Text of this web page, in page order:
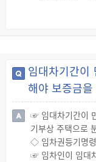
☞ 토지대장
☞ 부동산등기부
· “부동산등기부
통해서는 소유자
합니다.
※ 부동산종합공부
· “부동산종합공
등기부 등 부동산
임대차기간이
해야 보증금
☞ 임대차기간이
기부상 주택으로
◇ 임차권등기명
☞ 임차인이 임대